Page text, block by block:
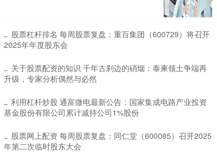
​股票杠杆排名 每周股票复盘：重百集团（600729）将召开
2025年年度股东会
​关于股票配资的知识 千年古刹边的硝烟：泰柬领土争端再
升级，专家分析偶然与必然
​利用杠杆炒股 通富微电最新公告：国家集成电路产业投资
基金股份有限公司累计减持公司1%股份
​股票网上配资 每周股票复盘：同仁堂（600085）召开2025
年第二次临时股东大会